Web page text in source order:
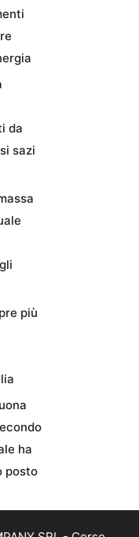
da
sazi
più
ha
posto